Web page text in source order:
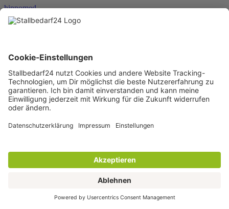
hippomed
HKM
HORSEWARE®
JOSERA
Karlie
KENTUCKY®
KERBL